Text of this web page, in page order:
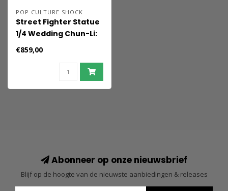
POP CULTURE SHOCK
Street Fighter Statue
1/4 Wedding Chun-Li:
Player 2 39 cm
€859,00
Abonneer op onze nieuwsbrief
Blijf op de hoogte van de nieuwste aanbiedingen & releases